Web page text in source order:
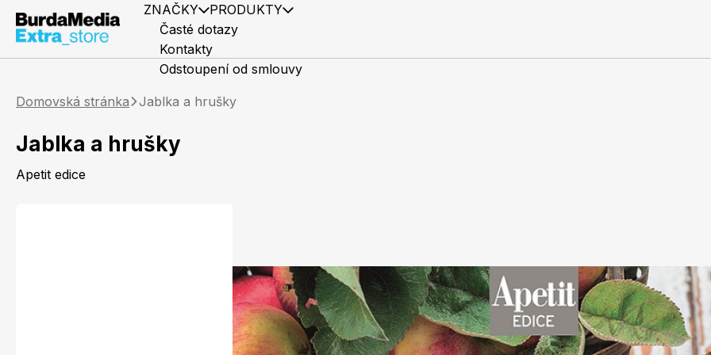
ZNAČKY PRODUKTY
Marianne
Knihy
Časté dotazy
Kontakty
Odstoupení od smlouvy
Domovská stránka Jablka a hrušky
Jablka a hrušky
Apetit edice